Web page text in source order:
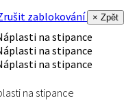
zablokování × Zpět
na stipance